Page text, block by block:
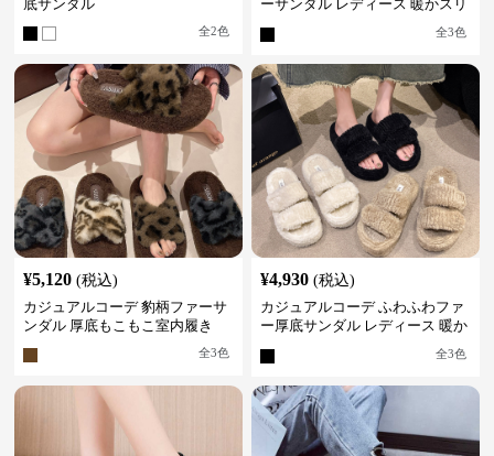
底サンダル
全2色
ーサンダル レディース 暖かスリ
全3色
¥5,120 (税込)
カジュアルコーデ 豹柄ファーサ
ンダル 厚底もこもこ室内履き
全3色
¥4,930 (税込)
カジュアルコーデ ふわふわファ
ー厚底サンダル レディース 暖か
全3色